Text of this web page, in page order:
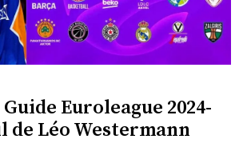
Euroleague 2024-
de Léo Westermann